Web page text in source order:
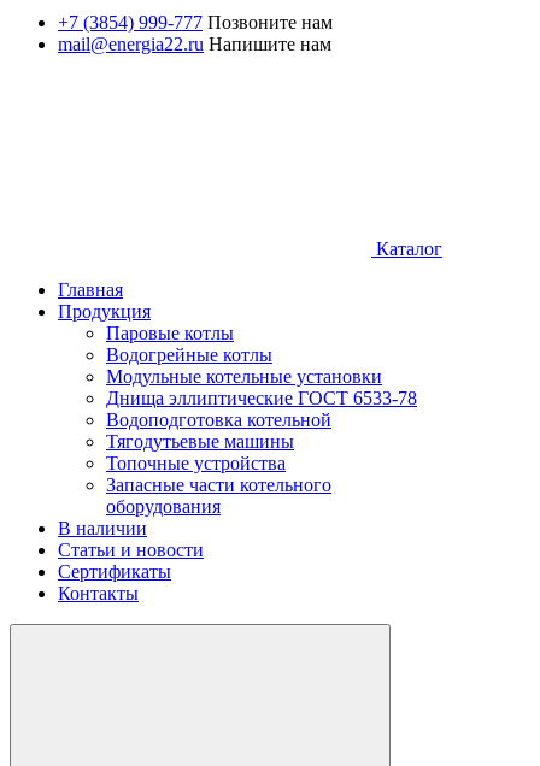
+7 (3854) 999-777 Позвоните нам
mail@energia22.ru Напишите нам
Каталог
Главная
Продукция
Паровые котлы
Водогрейные котлы
Модульные котельные установки
Днища эллиптические ГОСТ 6533-78
Водоподготовка котельной
Тягодутьевые машины
Топочные устройства
Запасные части котельного
оборудования
В наличии
Статьи и новости
Сертификаты
Контакты